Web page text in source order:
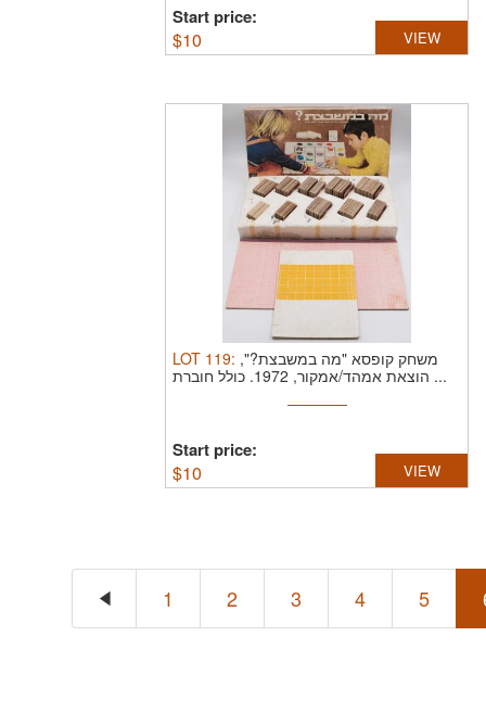
Start price:
$10 VIEW
LOT 119: משחק קופסא "מה במשבצת?",
הוצאת אמהד/אמקור, 1972. כולל חוברת ...
Start price:
$10 VIEW
1 2 3 4 5